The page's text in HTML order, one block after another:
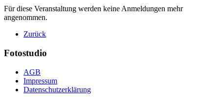
Für diese Veranstaltung werden keine Anmeldungen mehr
angenommen.
Zurück
Fotostudio
AGB
Impressum
Datenschutzerklärung